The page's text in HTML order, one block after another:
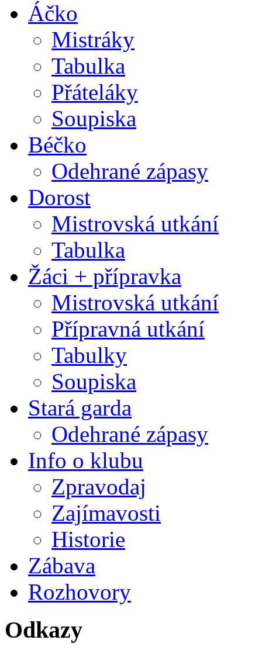
Áčko
Mistráky
Tabulka
Přáteláky
Soupiska
Béčko
Odehrané zápasy
Dorost
Mistrovská utkání
Tabulka
Žáci + přípravka
Mistrovská utkání
Přípravná utkání
Tabulky
Soupiska
Stará garda
Odehrané zápasy
Info o klubu
Zpravodaj
Zajímavosti
Historie
Zábava
Rozhovory
Odkazy